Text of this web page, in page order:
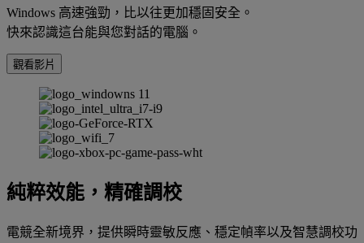
Windows 高速強勁，比以往更加穩固安全。
快來認識這台能與您對話的電腦。
觀看影片
純粹效能，精確調校
電競全新境界，提供瞬時靈敏反應、穩定幀率以及智慧調校功